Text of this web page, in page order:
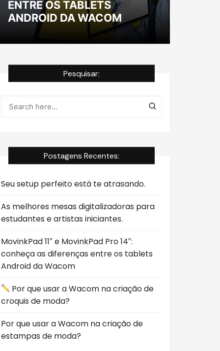
ENTRE OS TABLETS
ANDROID DA WACOM
Pesquisar:
Postagens Recentes:
Seu setup perfeito está te atrasando.
As melhores mesas digitalizadoras para
estudantes e artistas iniciantes.
MovinkPad 11″ e MovinkPad Pro 14″:
conheça as diferenças entre os tablets
Android da Wacom
Por que usar a Wacom na criação de
croquis de moda?
Por que usar a Wacom na criação de
estampas de moda?